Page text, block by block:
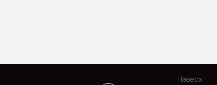
Наверх